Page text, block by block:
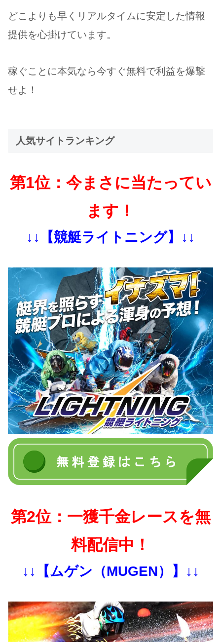
どこよりも早くリアルタイムに安定した情報
提供を心掛けています。
稼ぐことに本気なら今すぐ無料で利益を爆撃
せよ！
人気サイトランキング
第1位：今まさに当たってい
ます！
↓↓【競艇ライトニング】↓↓
第2位：一獲千金レースを無
料配信中！
↓↓【ムゲン（MUGEN）】↓↓